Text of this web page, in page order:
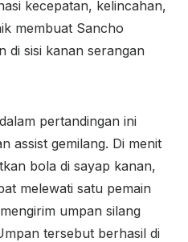
kecepatan, kelincahan,
membuat Sancho
di sisi kanan serangan
pertandingan ini
assist gemilang. Di menit
bola di sayap kanan,
melewati satu pemain
umpan silang
tersebut berhasil di